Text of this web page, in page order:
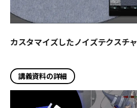
カスタマイズしたノイズテクスチャ
講義資料の詳細